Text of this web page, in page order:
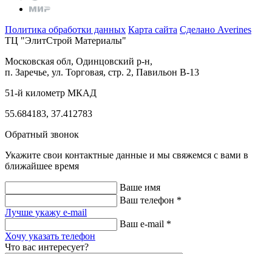
Политика обработки данных Карта сайта Сделано Averines
ТЦ "ЭлитСтрой Материалы"
Московская обл, Одинцовский р-н,
п. Заречье, ул. Торговая, стр. 2, Павильон В-13
51-й километр МКАД
55.684183, 37.412783
Обратный звонок
Укажите свои контактные данные и мы свяжемся с вами в
ближайшее время
Ваше имя
Ваш телефон *
Лучше укажу e-mail
Ваш e-mail *
Хочу указать телефон
Что вас интересует?